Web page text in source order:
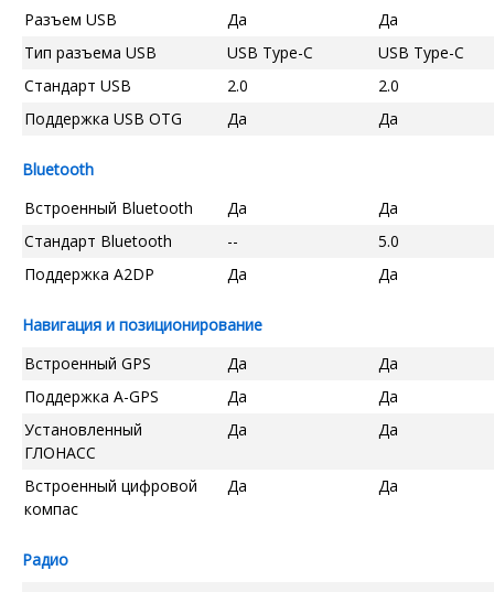
Разъем USB
Да
Да
Тип разъема USB
USB Type-C
USB Type-C
Стандарт USB
2.0
2.0
Поддержка USB OTG
Да Да
Bluetooth
Встроенный Bluetooth
Да
Да
Стандарт Bluetooth
--
5.0
Поддержка A2DP
Да Да
Навигация и позиционирование
Встроенный GPS
Да
Да
Поддержка A-GPS
Да
Да
Установленный
ГЛОНАСС
Да Да
Встроенный цифровой
компас
Да Да
Радио